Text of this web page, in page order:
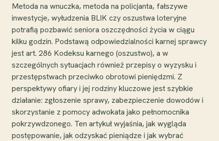
Metoda na wnuczka, metoda na policjanta, fałszywe
inwestycje, wyłudzenia BLIK czy oszustwa loteryjne
potrafią pozbawić seniora oszczędności życia w ciągu
kilku godzin. Podstawą odpowiedzialności karnej sprawcy
jest art. 286 Kodeksu karnego (oszustwo), a w
szczególnych sytuacjach również przepisy o wyzysku i
przestępstwach przeciwko obrotowi pieniędzmi. Z
perspektywy ofiary i jej rodziny kluczowe jest szybkie
działanie: zgłoszenie sprawy, zabezpieczenie dowodów i
skorzystanie z pomocy adwokata jako pełnomocnika
pokrzywdzonego. Ten artykuł wyjaśnia, jak wygląda
postępowanie, jak odzyskać pieniądze i jak wybrać